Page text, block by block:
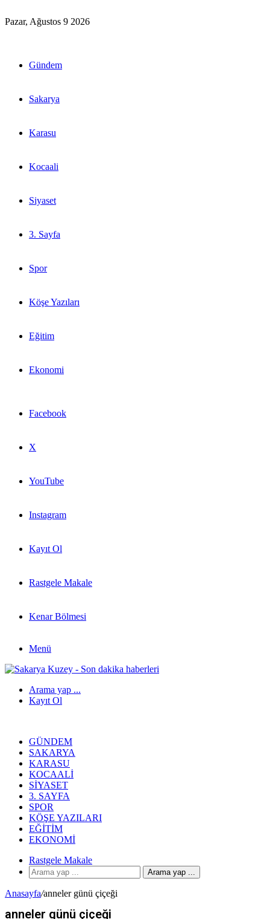
Pazar, Ağustos 9 2026
Gündem
Sakarya
Karasu
Kocaali
Siyaset
3. Sayfa
Spor
Köşe Yazıları
Eğitim
Ekonomi
Facebook
X
YouTube
Instagram
Kayıt Ol
Rastgele Makale
Kenar Bölmesi
Menü
Arama yap ...
Kayıt Ol
GÜNDEM
SAKARYA
KARASU
KOCAALI
SIYASET
3. SAYFA
SPOR
KÖŞE YAZILARI
EĞITIM
EKONOMI
Rastgele Makale
Arama yap ...
Anasayfa/anneler günü çiçeği
anneler günü çiçeği